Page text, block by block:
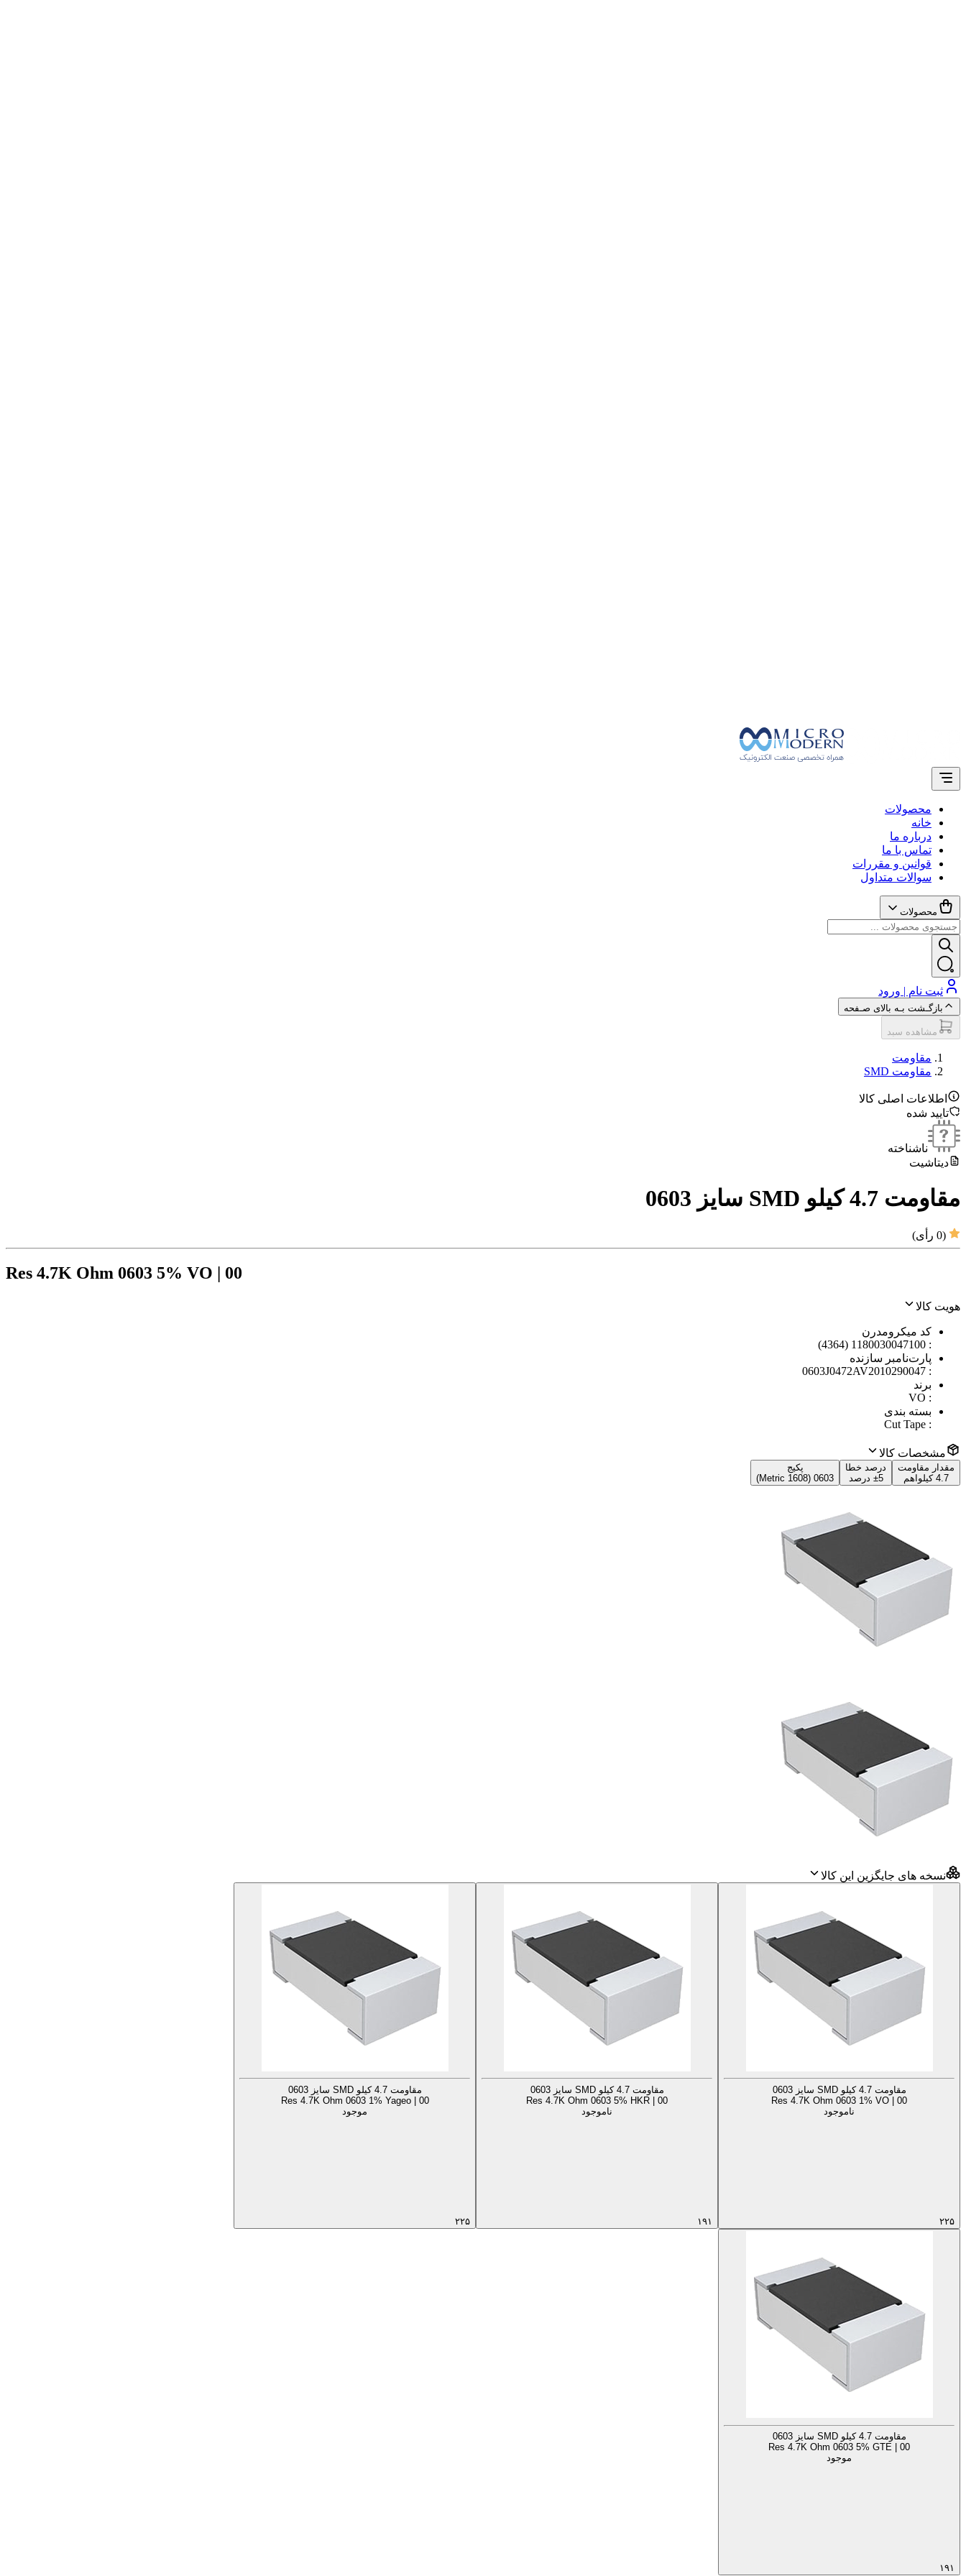
محصولات
خانه
درباره ما
تماس با ما
قوانین و مقررات
سوالات متداول
محصولات
ثبت نام | ورود
بازگـشت بـه بالای صـفحه
مشاهده سبد
مقاومت‌
مقاومت SMD
اطلاعات اصلی کالا
تایید شده
ناشناخته
دیتاشیت
مقاومت 4.7 کیلو SMD سایز 0603
(
0 رأی)
Res 4.7K Ohm 0603 5% VO | 00
هویت کالا
کد میکرومدرن
:
1180030047100 (4364)
پارت‌نامبر سازنده
:
0603J0472AV2010290047
برند
:
VO
بسته بندی
:
Cut Tape
مشخصات کالا
مقدار مقاومت
4.7 کیلواهم
درصد خطا
±5 درصد
پکیج
0603 (1608 Metric)
نسخه های جایگزین این کالا
مقاومت 4.7 کیلو SMD سایز 0603
Res 4.7K Ohm 0603 1% VO | 00
ناموجود
۲۲۵
مقاومت 4.7 کیلو SMD سایز 0603
Res 4.7K Ohm 0603 5% HKR | 00
ناموجود
۱۹۱
مقاومت 4.7 کیلو SMD سایز 0603
Res 4.7K Ohm 0603 1% Yageo | 00
موجود
۲۲۵
مقاومت 4.7 کیلو SMD سایز 0603
Res 4.7K Ohm 0603 5% GTE | 00
موجود
۱۹۱